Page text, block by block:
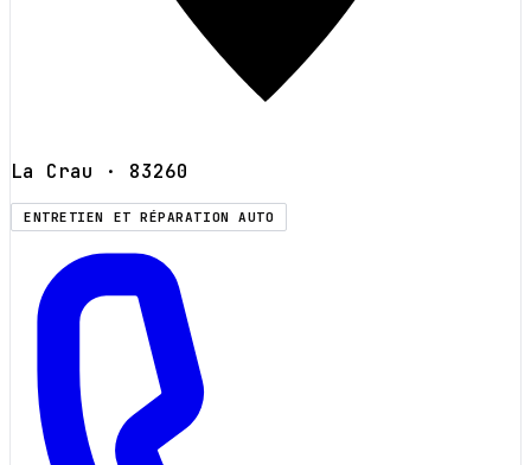
La Crau · 83260
ENTRETIEN ET RÉPARATION AUTO